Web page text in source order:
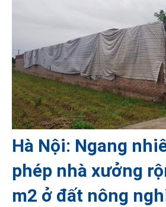
Hà Nội: Ngang
phép nhà xưởng
m2 ở đất nông